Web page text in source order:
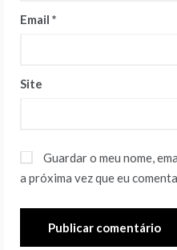
Email *
Site
Guardar o meu nome,
a próxima vez que eu